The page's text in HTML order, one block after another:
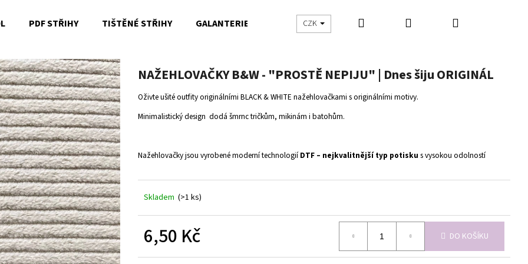
PDF STŘIHY TIŠTĚNÉ STŘIHY GALANTERIE ŠIJEME S DNES ŠIJU
CZK Hledat PřihlášeníNákupní
košík
NAŽEHLOVAČKY B&W - "PROSTĚ NEPIJU" | Dnes šiju ORIGINÁL
Oživte ušité outfity originálními BLACK & WHITE nažehlovačkami s originálními motivy.
Minimalistický design dodá šmrnc tričkům, mikinám i batohům.
Nažehlovačky jsou vyrobené moderní technologiíDTF – nejkvalitnější typ potisku s vysokou odolností
Skladem (>1 ks)
6,50 Kč DO KOŠÍKU
Co potřebujete najít?
Doporučujeme